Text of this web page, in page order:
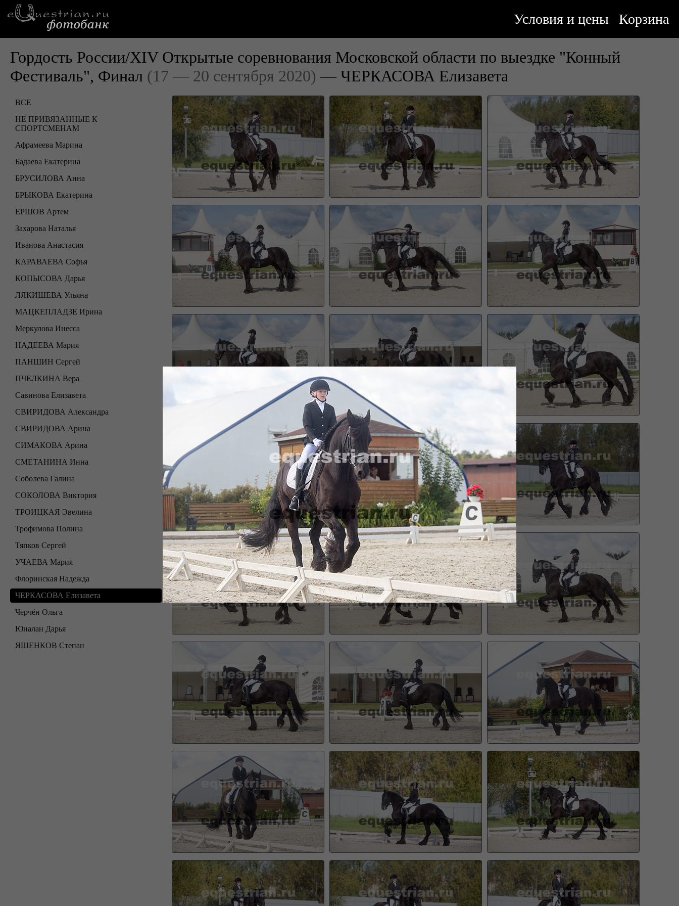
Корзина
Условия и цены
Гордость России/XIV Открытые соревнования Московской области по выездке "Конный
Фестиваль", Финал (17 — 20 сентября 2020) — ЧЕРКАСОВА Елизавета
ВСЕ
НЕ ПРИВЯЗАННЫЕ К
СПОРТСМЕНАМ
Афрамеева Марина
Бадаева Екатерина
БРУСИЛОВА Анна
БРЫКОВА Екатерина
ЕРШОВ Артем
Захарова Наталья
Иванова Анастасия
КАРАВАЕВА Софья
КОПЫСОВА Дарья
ЛЯКИШЕВА Ульяна
МАЦКЕПЛАДЗЕ Ирина
Меркулова Инесса
НАДЕЕВА Мария
ПАНШИН Сергей
ПЧЕЛКИНА Вера
Савинова Елизавета
СВИРИДОВА Александра
СВИРИДОВА Арина
СИМАКОВА Арина
СМЕТАНИНА Инна
Соболева Галина
СОКОЛОВА Виктория
ТРОИЦКАЯ Эвелина
Трофимова Полина
Тяпков Сергей
УЧАЕВА Мария
Флоринская Надежда
ЧЕРКАСОВА Елизавета
Черчён Ольга
Юналан Дарья
ЯШЕНКОВ Степан